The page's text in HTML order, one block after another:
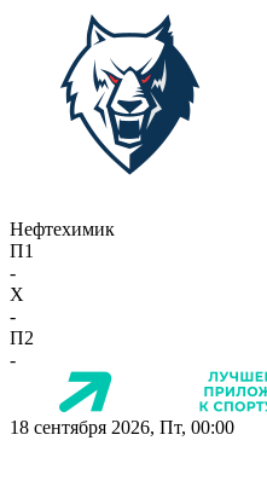
Нефтехимик
П1
-
X
-
П2
-
18 сентября 2026, Пт, 00:00